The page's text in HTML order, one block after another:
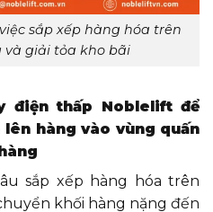
sắp xếp hàng hóa trên
giải tỏa kho bãi
điện thấp Noblelift để
hàng vào vùng quấn
sắp xếp hàng hóa trên
khối hàng nặng đến